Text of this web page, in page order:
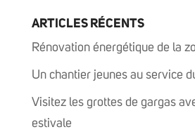
ARTICLES RÉCENTS
Rénovation énergétique de la
Un chantier jeunes au service
Visitez les grottes de gargas
estivale